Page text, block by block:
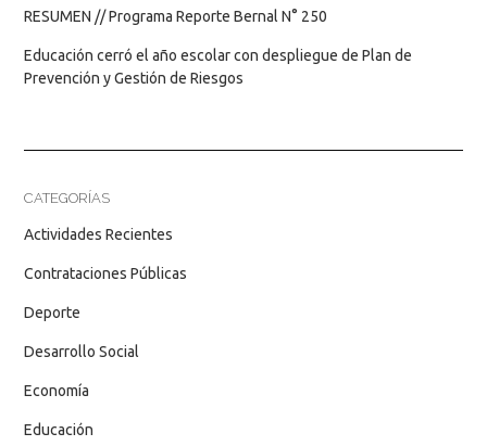
RESUMEN // Programa Reporte Bernal N° 250
Educación cerró el año escolar con despliegue de Plan de
Prevención y Gestión de Riesgos
CATEGORÍAS
Actividades Recientes
Contrataciones Públicas
Deporte
Desarrollo Social
Economía
Educación